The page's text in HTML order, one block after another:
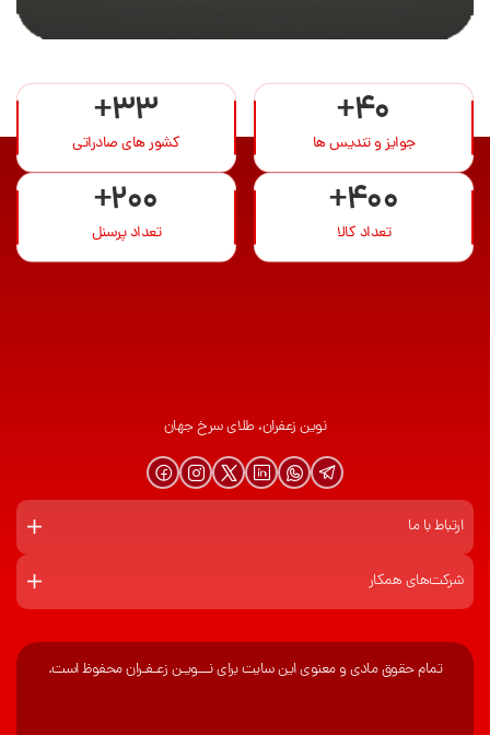
+40
جوایز و تندیس ها
+33
کشور های صادراتی
+400
تعداد کالا
+200
تعداد پرسنل
نوین زعفران، طلای سرخ جهان
ارتباط با ما
شرکت‌های همکار
تمام حقوق مادی و معنوی این سایت برای نـــویـن زعـفـران محفوظ است.